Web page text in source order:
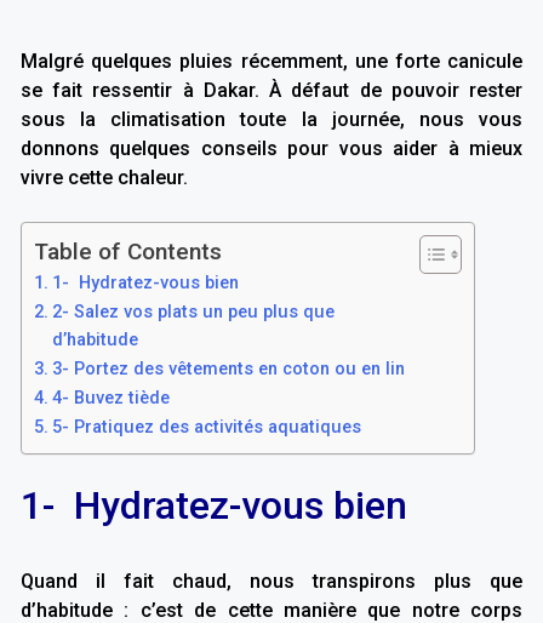
Malgré quelques pluies récemment, une forte canicule
se fait ressentir à Dakar. À défaut de pouvoir rester
sous la climatisation toute la journée, nous vous
donnons quelques conseils pour vous aider à mieux
vivre cette chaleur.
Table of Contents
1- Hydratez-vous bien
2- Salez vos plats un peu plus que
d’habitude
3- Portez des vêtements en coton ou en lin
4- Buvez tiède
5- Pratiquez des activités aquatiques
1- Hydratez-vous bien
Quand il fait chaud, nous transpirons plus que
d’habitude : c’est de cette manière que notre corps